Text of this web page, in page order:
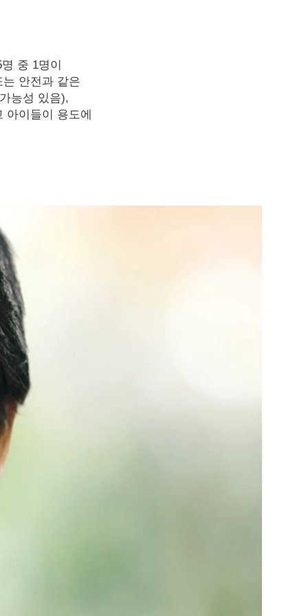
중 1명이
안전과 같은
능성 있음),
이들이 용도에